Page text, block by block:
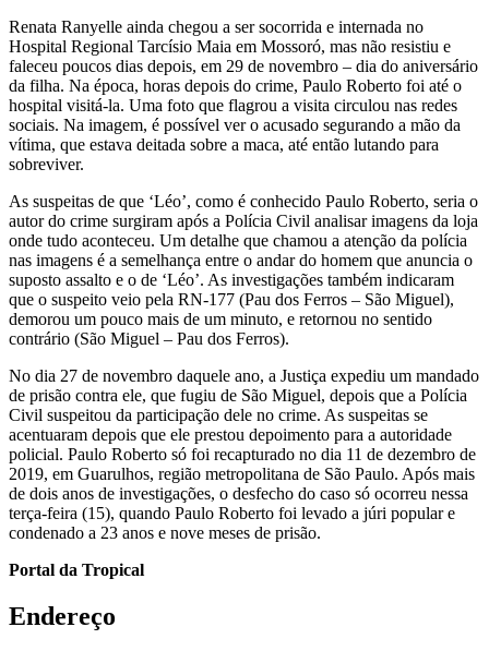
Renata Ranyelle ainda chegou a ser socorrida e internada no
Hospital Regional Tarcísio Maia em Mossoró, mas não resistiu e
faleceu poucos dias depois, em 29 de novembro – dia do aniversário
da filha. Na época, horas depois do crime, Paulo Roberto foi até o
hospital visitá-la. Uma foto que flagrou a visita circulou nas redes
sociais. Na imagem, é possível ver o acusado segurando a mão da
vítima, que estava deitada sobre a maca, até então lutando para
sobreviver.
As suspeitas de que ‘Léo’, como é conhecido Paulo Roberto, seria o
autor do crime surgiram após a Polícia Civil analisar imagens da loja
onde tudo aconteceu. Um detalhe que chamou a atenção da polícia
nas imagens é a semelhança entre o andar do homem que anuncia o
suposto assalto e o de ‘Léo’. As investigações também indicaram
que o suspeito veio pela RN-177 (Pau dos Ferros – São Miguel),
demorou um pouco mais de um minuto, e retornou no sentido
contrário (São Miguel – Pau dos Ferros).
No dia 27 de novembro daquele ano, a Justiça expediu um mandado
de prisão contra ele, que fugiu de São Miguel, depois que a Polícia
Civil suspeitou da participação dele no crime. As suspeitas se
acentuaram depois que ele prestou depoimento para a autoridade
policial. Paulo Roberto só foi recapturado no dia 11 de dezembro de
2019, em Guarulhos, região metropolitana de São Paulo. Após mais
de dois anos de investigações, o desfecho do caso só ocorreu nessa
terça-feira (15), quando Paulo Roberto foi levado a júri popular e
condenado a 23 anos e nove meses de prisão.
Portal da Tropical
Endereço